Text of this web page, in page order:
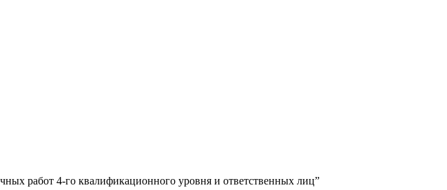
работ 4-го квалификационного уровня и ответственных лиц”